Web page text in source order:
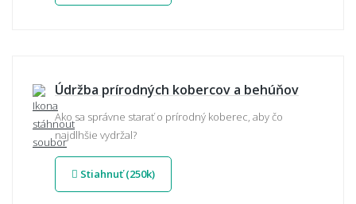
Údržba prírodných kobercov a behúňov
Ako sa správne starať o prírodný koberec, aby čo
najdlhšie vydržal?
Stiahnuť (250k)